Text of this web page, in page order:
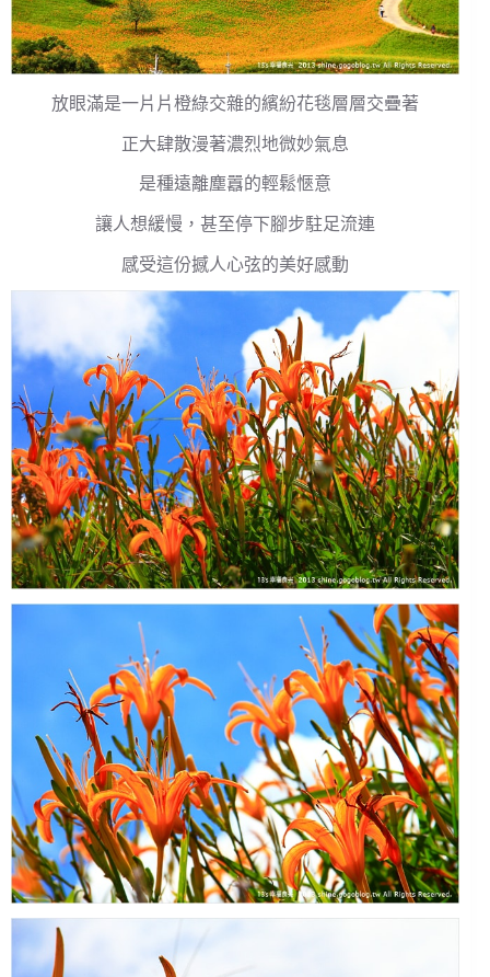
放眼滿是一片片橙綠交雜的繽紛花毯層層交疊著
正大肆散漫著濃烈地微妙氣息
是種遠離塵囂的輕鬆愜意
讓人想緩慢，甚至停下腳步駐足流連
感受這份撼人心弦的美好感動